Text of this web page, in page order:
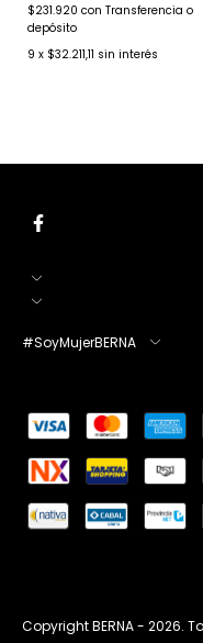
$231.920 con Transferencia o
depósito
9 x $32.211,11 sin interés
#SoyMujerBERNA
Copyright BERNA - 2026.